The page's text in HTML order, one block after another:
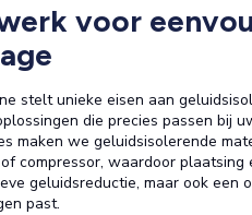
voor
stelt unieke eisen aan
die precies passen bij
maken we geluidsisolerende
compressor, waardoor
geluidsreductie, maar ook een
past.